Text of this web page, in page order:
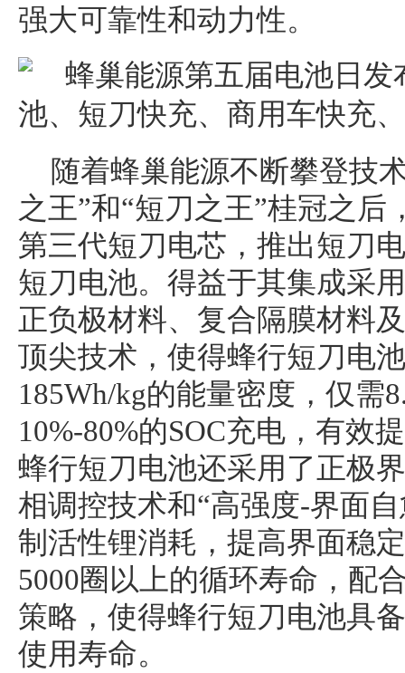
强大可靠性和动力性。
随着蜂巢能源不断攀登技
之王”和“短刀之王”桂冠之
第三代短刀电芯，推出短刀
短刀电池。得益于其集成采
正负极材料、复合隔膜材料
顶尖技术，使得蜂行短刀电
185Wh/kg的能量密度，仅需
10%-80%的SOC充电，有效
蜂行短刀电池还采用了正极
相调控技术和“高强度-界面
制活性锂消耗，提高界面稳
5000圈以上的循环寿命，配
策略，使得蜂行短刀电池具
使用寿命。